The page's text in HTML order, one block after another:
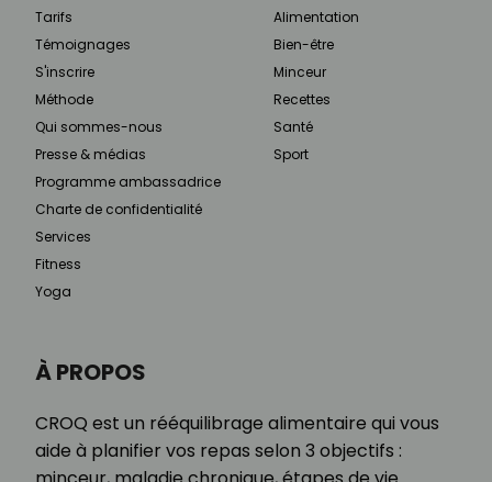
À PROPOS
CROQ est un rééquilibrage alimentaire qui vous
aide à planifier vos repas selon 3 objectifs :
Tarifs
Témoignages
S'inscrire
Méthode
Qui sommes-nous
Presse & médias
Programme ambassadrice
Charte de confidentialité
Services
Fitness
Yoga
Alimentation
Bien-être
Minceur
Recettes
Santé
Sport